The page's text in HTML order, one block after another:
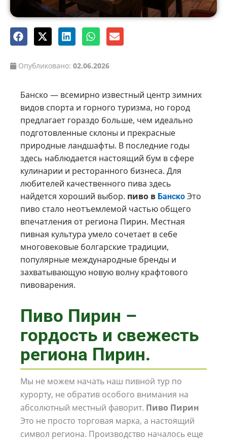
Опубликовано: 02.06.2026
Банско — всемирно известный центр зимних
видов спорта и горного туризма, но город
предлагает гораздо больше, чем идеально
подготовленные склоны и прекрасные
природные ландшафты. В последние годы
здесь наблюдается настоящий бум в сфере
кулинарии и ресторанного бизнеса. Для
любителей качественного пива здесь
найдется хороший выбор. пиво в Банско Это
пиво стало неотъемлемой частью общего
впечатления от региона Пирин. Местная
пивная культура умело сочетает в себе
многовековые болгарские традиции,
популярные международные бренды и
захватывающую новую волну крафтового
пивоварения.
Пиво Пирин –
гордость и свежесть
региона Пирин.
Мы не можем начать наш пивной тур по
курорту, не обратив особого внимания на
абсолютный местный фаворит. Пиво Пирин
Это не просто торговая марка, а настоящий
символ региона. Производство началось еще